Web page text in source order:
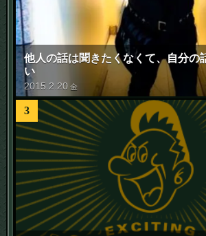
他人の話は聞きたくなくて、自分の
い
2015 2 20 金
3